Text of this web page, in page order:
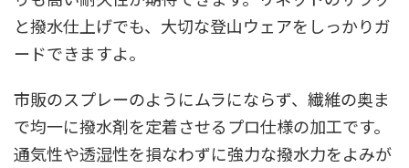
と撥水仕上げでも、大切な登山ウェアをしっかりガ
ードできますよ。
市販のスプレーのようにムラにならず、繊維の奥ま
で均一に撥水剤を定着させるプロ仕様の加工です。
通気性や透湿性を損なわずに強力な撥水力をよみが